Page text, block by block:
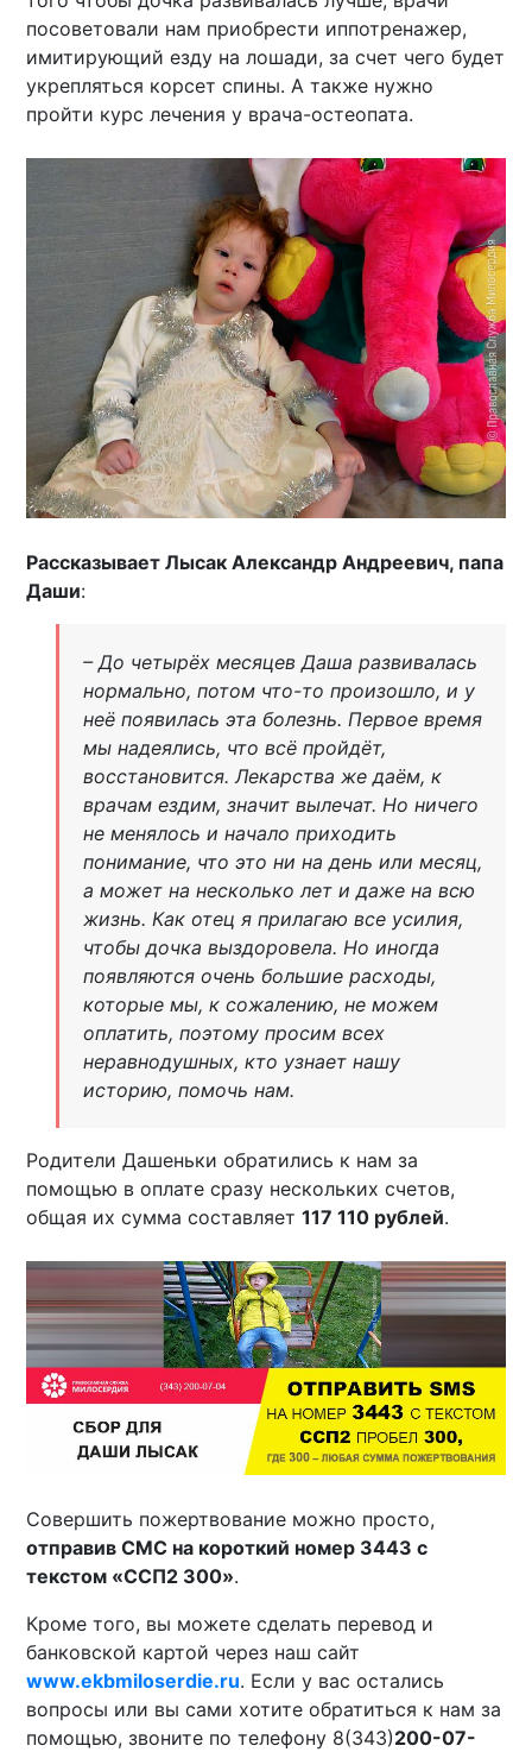
посоветовали нам приобрести иппотренажер,
имитирующий езду на лошади, за счет чего будет
укрепляться корсет спины. А также нужно
пройти курс лечения у врача-остеопата.
Рассказывает Лысак Александр Андреевич, папа
Даши:
– До четырёх месяцев Даша развивалась
нормально, потом что-то произошло, и у
неё появилась эта болезнь. Первое время
мы надеялись, что всё пройдёт,
восстановится. Лекарства же даём, к
врачам ездим, значит вылечат. Но ничего
не менялось и начало приходить
понимание, что это ни на день или месяц,
а может на несколько лет и даже на всю
жизнь. Как отец я прилагаю все усилия,
чтобы дочка выздоровела. Но иногда
появляются очень большие расходы,
которые мы, к сожалению, не можем
оплатить, поэтому просим всех
неравнодушных, кто узнает нашу
историю, помочь нам.
Родители Дашеньки обратились к нам за
помощью в оплате сразу нескольких счетов,
общая их сумма составляет117 110 рублей.
Совершить пожертвование можно просто,
отправив СМС на короткий номер 3443 с
текстом «ССП2 300».
Кроме того, вы можете сделать перевод и
банковской картой через наш сайт
www.ekbmiloserdie.ru. Если у вас остались
вопросы или вы сами хотите обратиться к нам за
помощью, звоните по телефону 8(343)200-07-